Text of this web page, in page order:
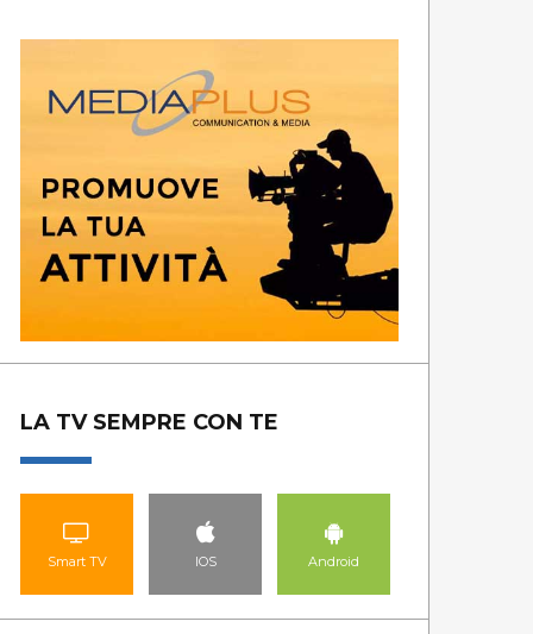
MARCELLO CARLI
LA TV SEMPRE CON TE
Smart TV IOS Android